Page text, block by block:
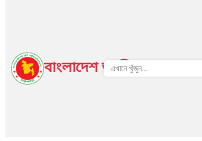
বাংলাদেশ জাতীয় তথ্য বাতায়ন